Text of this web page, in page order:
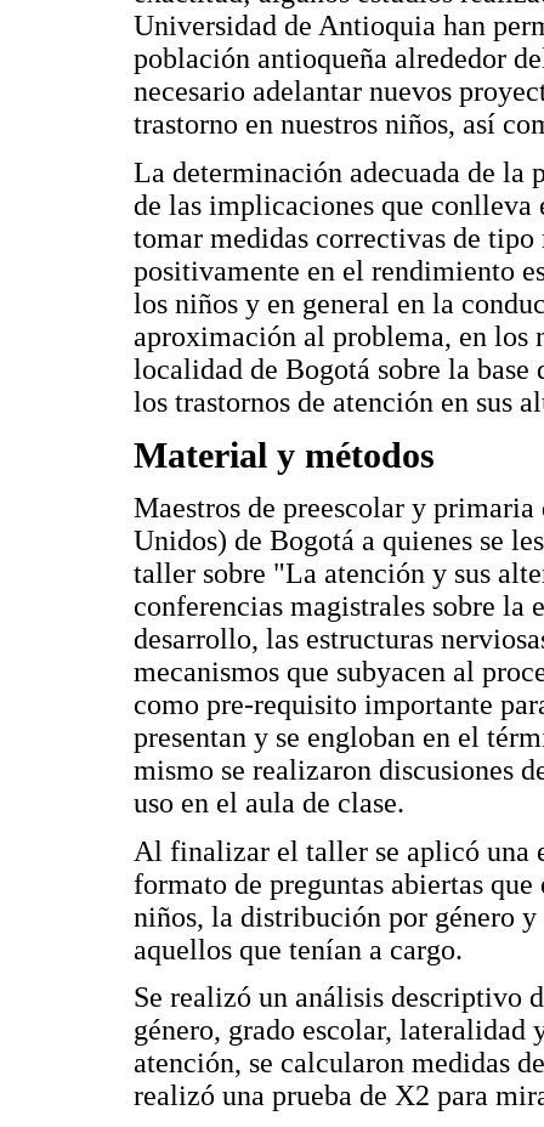
Universidad de Antioquia han
población antioqueña alrededor
necesario adelantar nuevos
trastorno en nuestros niños, así
La determinación adecuada de la
de las implicaciones que
tomar medidas correctivas de
positivamente en el rendimiento
los niños y en general en la
aproximación al problema, en los
localidad de Bogotá sobre la base
los trastornos de atención en sus
Material y métodos
Maestros de preescolar y
Unidos) de Bogotá a quienes se
taller sobre "La atención y sus
conferencias magistrales sobre
desarrollo, las estructuras
mecanismos que subyacen al
como pre-requisito importante
presentan y se engloban en el
mismo se realizaron discusiones
uso en el aula de clase.
Al finalizar el taller se aplicó una
formato de preguntas abiertas
niños, la distribución por género
aquellos que tenían a cargo.
Se realizó un análisis descriptivo
género, grado escolar, lateralidad
atención, se calcularon medidas
realizó una prueba de X2 para